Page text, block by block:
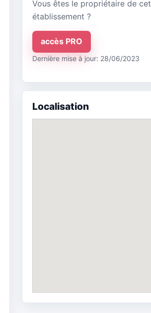
Vous êtes le propriétaire de cet
établissement ?
accès PRO
Dernière mise à jour: 28/06/2023
Localisation